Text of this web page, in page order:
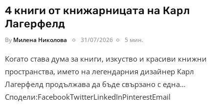
4 книги от книжарницата на Карл
Лагерфелд
By Милена Николова 31/07/2026 5 мин.
Когато става дума за книги, изкуство и красиви книжни
пространства, името на легендарния дизайнер Карл
Лагерфелд продължава да бъде свързано с една…
Сподели:FacebookTwitterLinkedInPinterestEmail